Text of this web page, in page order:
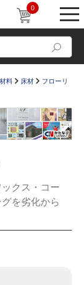
0
ビュー
料 床材
フローリ
クス・コー
を劣化から